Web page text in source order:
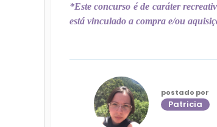
*Este concurso é de caráter
está vinculado a compra e/ou
postado por
Patricia